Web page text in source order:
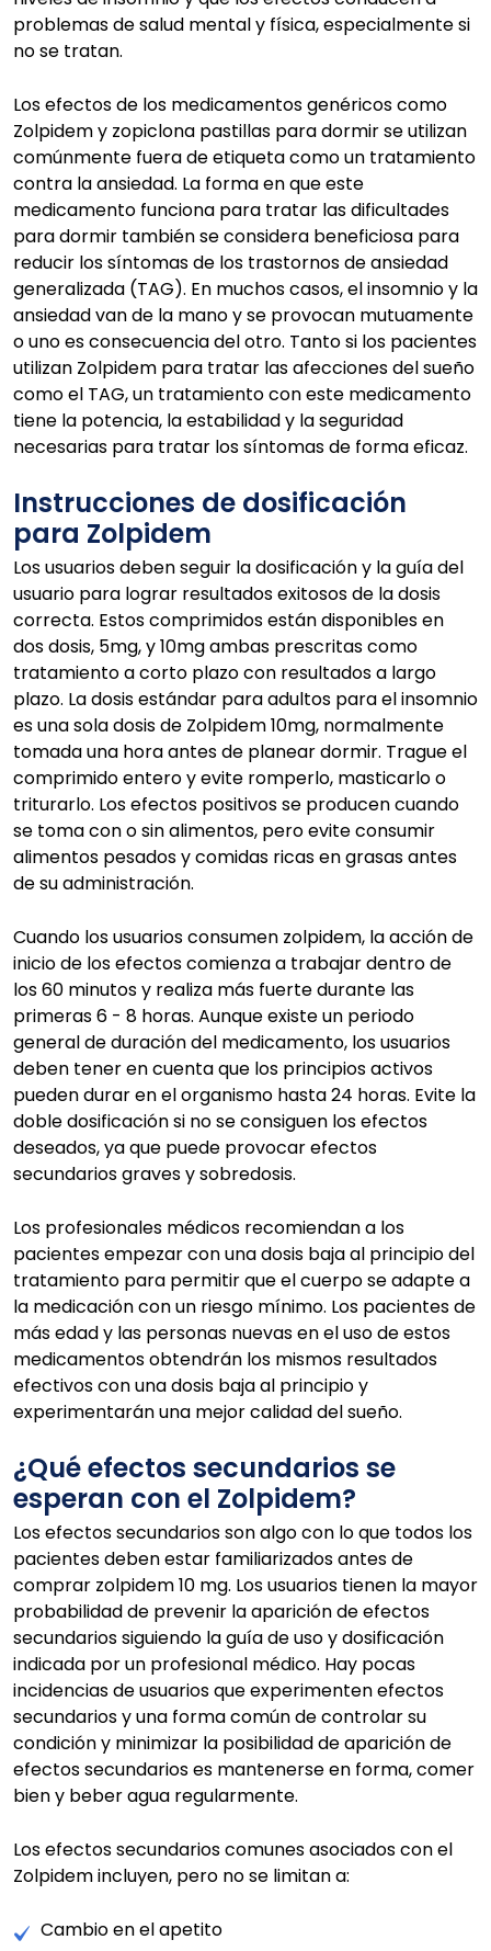
problemas de salud mental y física, especialmente si
no se tratan.
Los efectos de los medicamentos genéricos como
Zolpidem y zopiclona pastillas para dormir se utilizan
comúnmente fuera de etiqueta como un tratamiento
contra la ansiedad. La forma en que este
medicamento funciona para tratar las dificultades
para dormir también se considera beneficiosa para
reducir los síntomas de los trastornos de ansiedad
generalizada (TAG). En muchos casos, el insomnio y la
ansiedad van de la mano y se provocan mutuamente
o uno es consecuencia del otro. Tanto si los pacientes
utilizan Zolpidem para tratar las afecciones del sueño
como el TAG, un tratamiento con este medicamento
tiene la potencia, la estabilidad y la seguridad
necesarias para tratar los síntomas de forma eficaz.
Instrucciones de dosificación
para Zolpidem
Los usuarios deben seguir la dosificación y la guía del
usuario para lograr resultados exitosos de la dosis
correcta. Estos comprimidos están disponibles en
dos dosis, 5mg, y 10mg ambas prescritas como
tratamiento a corto plazo con resultados a largo
plazo. La dosis estándar para adultos para el insomnio
es una sola dosis de Zolpidem 10mg, normalmente
tomada una hora antes de planear dormir. Trague el
comprimido entero y evite romperlo, masticarlo o
triturarlo. Los efectos positivos se producen cuando
se toma con o sin alimentos, pero evite consumir
alimentos pesados y comidas ricas en grasas antes
de su administración.
Cuando los usuarios consumen zolpidem, la acción de
inicio de los efectos comienza a trabajar dentro de
los 60 minutos y realiza más fuerte durante las
primeras 6 - 8 horas. Aunque existe un periodo
general de duración del medicamento, los usuarios
deben tener en cuenta que los principios activos
pueden durar en el organismo hasta 24 horas. Evite la
doble dosificación si no se consiguen los efectos
deseados, ya que puede provocar efectos
secundarios graves y sobredosis.
Los profesionales médicos recomiendan a los
pacientes empezar con una dosis baja al principio del
tratamiento para permitir que el cuerpo se adapte a
la medicación con un riesgo mínimo. Los pacientes de
más edad y las personas nuevas en el uso de estos
medicamentos obtendrán los mismos resultados
efectivos con una dosis baja al principio y
experimentarán una mejor calidad del sueño.
¿Qué efectos secundarios se
esperan con el Zolpidem?
Los efectos secundarios son algo con lo que todos los
pacientes deben estar familiarizados antes de
comprar zolpidem 10 mg. Los usuarios tienen la mayor
probabilidad de prevenir la aparición de efectos
secundarios siguiendo la guía de uso y dosificación
indicada por un profesional médico. Hay pocas
incidencias de usuarios que experimenten efectos
secundarios y una forma común de controlar su
condición y minimizar la posibilidad de aparición de
efectos secundarios es mantenerse en forma, comer
bien y beber agua regularmente.
Los efectos secundarios comunes asociados con el
Zolpidem incluyen, pero no se limitan a:
Cambio en el apetito